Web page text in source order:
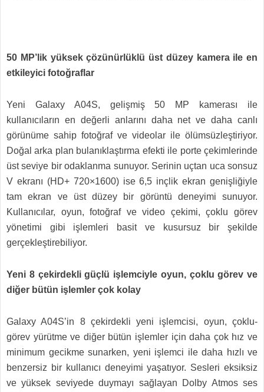
50 MP’lik yüksek çözünürlüklü üst düzey kamera ile en
etkileyici fotoğraflar
Yeni Galaxy A04S, gelişmiş 50 MP kamerası ile
kullanıcıların en değerli anlarını daha net ve daha canlı
görünüme sahip fotoğraf ve videolar ile ölümsüzleştiriyor.
Doğal arka plan bulanıklaştırma efekti ile porte çekimlerinde
üst seviye bir odaklanma sunuyor. Serinin uçtan uca sonsuz
V ekranı (HD+ 720×1600) ise 6,5 inçlik ekran genişliğiyle
tam ekran ve üst düzey bir görüntü deneyimi sunuyor.
Kullanıcılar, oyun, fotoğraf ve video çekimi, çoklu görev
yönetimi gibi işlemleri basit ve kusursuz bir şekilde
gerçekleştirebiliyor.
Yeni 8 çekirdekli güçlü işlemciyle oyun, çoklu görev ve
diğer bütün işlemler çok kolay
Galaxy A04S’in 8 çekirdekli yeni işlemcisi, oyun, çoklu-
görev yürütme ve diğer bütün işlemler için daha çok hız ve
minimum gecikme sunarken, yeni işlemci ile daha hızlı ve
benzersiz bir kullanıcı deneyimi yaşatıyor. Sesleri eksiksiz
ve yüksek seviyede duymayı sağlayan Dolby Atmos ses